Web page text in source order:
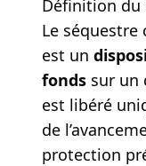
Définition du
Le
est un
fondssur un
est libéré
de
protection